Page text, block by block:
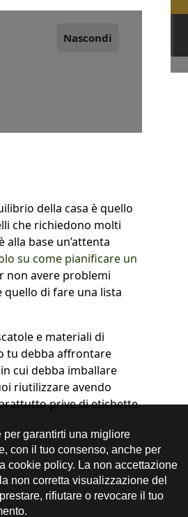
Nascondi
della casa è quello
che richiedono molti
base un’attenta
su come pianificare un
non avere problemi
di fare una lista
e materiali di
tu debba affrontare
cui debba imballare
riutilizzare avendo
prive di etichette.